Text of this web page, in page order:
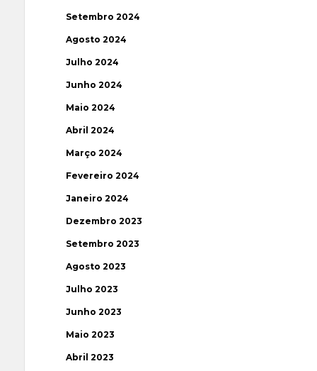
Setembro 2024
Agosto 2024
Julho 2024
Junho 2024
Maio 2024
Abril 2024
Março 2024
Fevereiro 2024
Janeiro 2024
Dezembro 2023
Setembro 2023
Agosto 2023
Julho 2023
Junho 2023
Maio 2023
Abril 2023